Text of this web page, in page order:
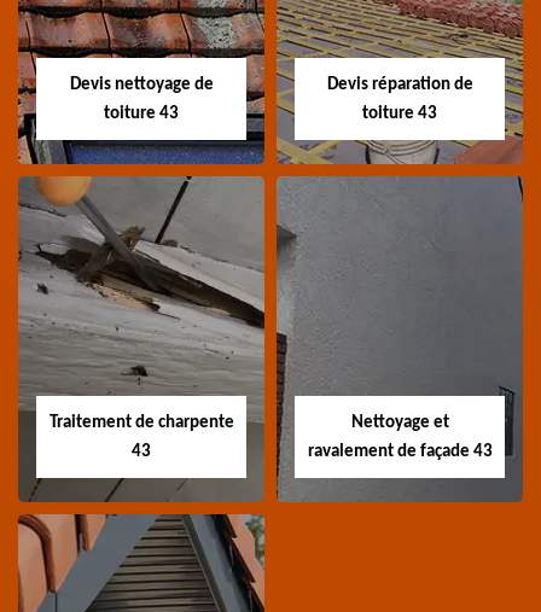
Entreprise recherche
fuite de toiture 43
Loire
Devis nettoyage de
toiture 43
Devis nettoyage de
toiture 43
Devis nettoyage de
toiture 43 Haute-Loire
Devis réparation de
toiture 43
toiture 43
Devis réparation de
toiture 43 Haute-Loire
Traitement de charpente
43
Nettoyage et
ravalement de façade 43